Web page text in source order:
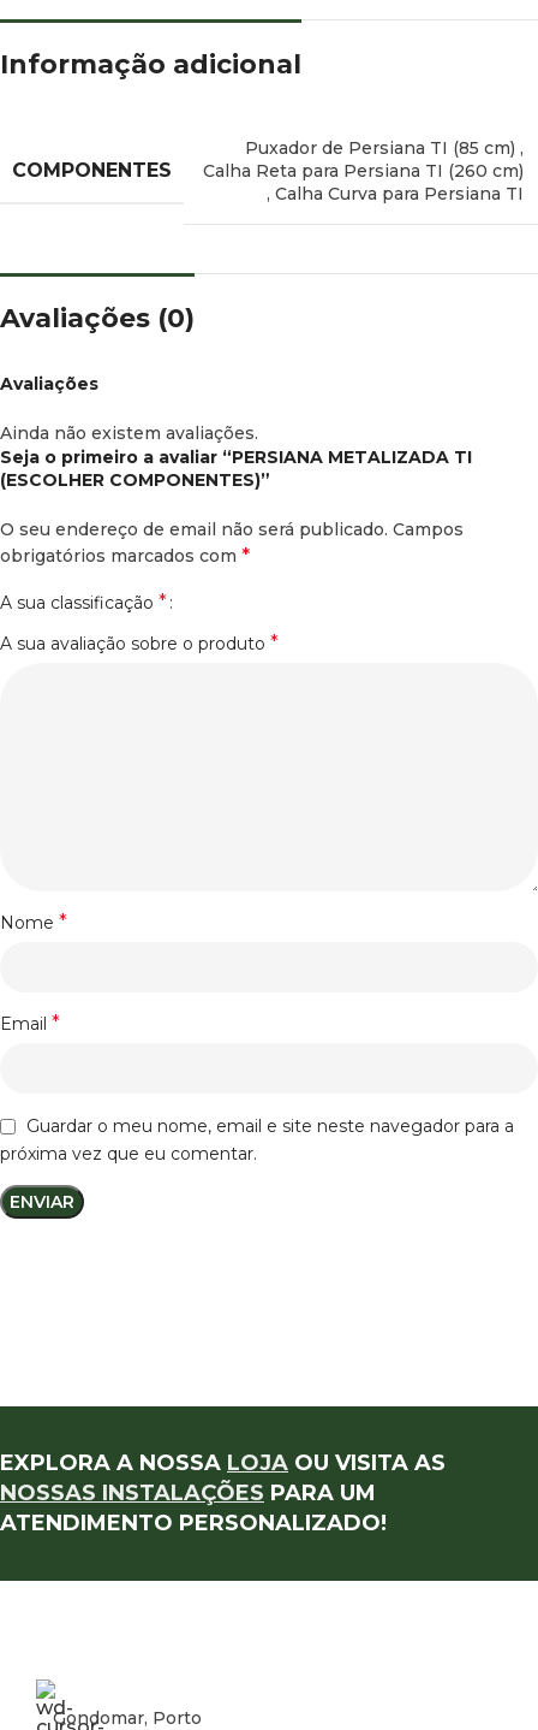
Informação adicional
COMPONENTES
Puxador de Persiana TI (85 cm) ,
Calha Reta para Persiana TI (260 cm)
, Calha Curva para Persiana TI
Avaliações (0)
Avaliações
Ainda não existem avaliações.
Seja o primeiro a avaliar “PERSIANA METALIZADA TI
(ESCOLHER COMPONENTES)”
O seu endereço de email não será publicado. Campos
obrigatórios marcados com *
A sua classificação *
A sua avaliação sobre o produto *
Nome *
Email *
Guardar o meu nome, email e site neste navegador para a
próxima vez que eu comentar.
EXPLORA A NOSSA LOJA OU VISITA AS
NOSSAS INSTALAÇÕES PARA UM
ATENDIMENTO PERSONALIZADO!
Gondomar, Porto